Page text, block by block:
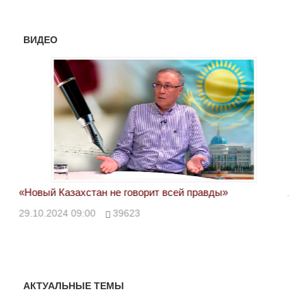
ВИДЕО
«Новый Казахстан не говорит всей правды»
29.10.2024 09:00 39623
АКТУАЛЬНЫЕ ТЕМЫ